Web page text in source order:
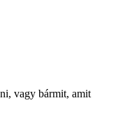
vagy bármit, amit